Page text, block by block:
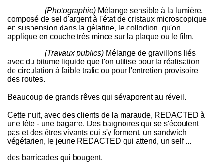
(Photographie) Mélange sensible à la lumière,
composé de sel d'argent à l'état de cristaux microscopique
en suspension dans la gélatine, le collodion, qu'on
applique en couche très mince sur la plaque ou le film.
(Travaux publics) Mélange de gravillons liés
avec du bitume liquide que l'on utilise pour la réalisation
de circulation à faible trafic ou pour l'entretien provisoire
des routes.
Beaucoup de grands rêves qui sévaporent au réveil.
Cette nuit, avec des clients de la maraude, REDACTED à
une fête - une bagarre. Des baignoires qui se s'écoulent
pas et des êtres vivants qui s'y forment, un sandwich
végétarien, le jeune REDACTED qui attend, un self ...
des barricades qui bougent.